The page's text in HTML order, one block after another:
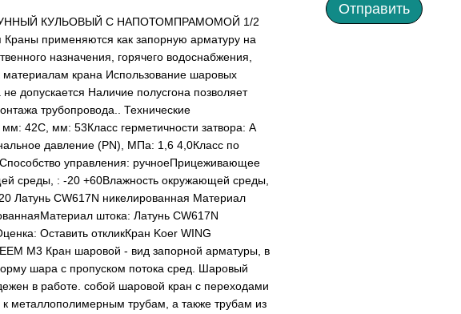
КУЛЬОВЫЙ С НАПОТОМПРАМОМОЙ 1/2
применяются как запорную арматуру на
назначения, горячего водоснабжения,
материалам крана Использование шаровых
допускается Наличие полусгона позволяет
трубопровода.. Технические
42C, мм: 53Класс герметичности затвора: А
давление (PN), МПа: 1,6 4,0Класс по
управления: ручноеПрицеживающее
среды, : -20 +60Влажность окружающей среды,
Латунь CW617N никелированная Материал
штока: Латунь CW617N
Оставить откликКран Koer WING
Кран шаровой - вид запорной арматуры, в
шара с пропуском потока сред. Шаровый
в работе. собой шаровой кран с переходами
металлополимерным трубам, а также трубам из
Отправить